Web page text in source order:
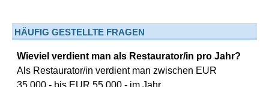
HÄUFIG GESTELLTE FRAGEN
Wieviel verdient man als Restaurator/in pro Jahr?
Als Restaurator/in verdient man zwischen EUR
35.000,- bis EUR 55.000,- im Jahr.